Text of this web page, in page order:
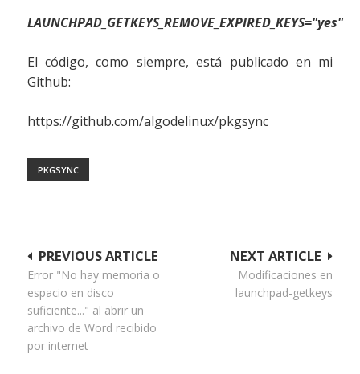
LAUNCHPAD_GETKEYS_REMOVE_EXPIRED_KEYS="yes"
El código, como siempre, está publicado en mi
Github:
https://github.com/algodelinux/pkgsync
PKGSYNC
Navegación
de
entradas
NEXT ARTICLE
Modificaciones en
launchpad-getkeys
PREVIOUS ARTICLE
Error "No hay memoria o
espacio en disco
suficiente..." al abrir un
archivo de Word recibido
por internet